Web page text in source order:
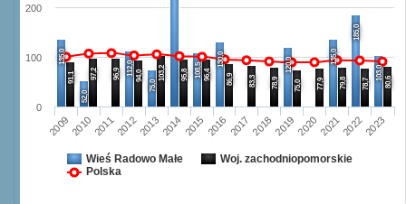
135,0
52,0
112,0
75,0
108,5
130,0 120,0 135,0
185,0
103,0
91,1 97,2 96,9 94,0 103,2 95,8 96,4 86,9 83,3 78,9 75,0 77,9 79,8 78,7 80,6
200920102011201220132014 2015 2016 2017 201820192020202120222023
0
100
200
Wieś Radowo Małe
Woj. zachodniopomorskie
Polska